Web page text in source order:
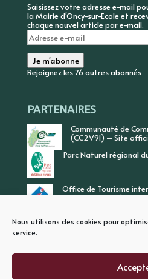
Nous utilisons des cookies pour
service.
Saisissez votre adresse e-mail
la Mairie d'Oncy-sur-Ecole et
chaque nouvel article par e-mail.
Adresse
e-
mail
Je m'abonne
Rejoignez les 76 autres abonnés
PARTENAIRES
Communauté de
(CC2V91) – Site
Parc Naturel régional
Office de Tourisme
Forêt, Vallée de l’Ecole,